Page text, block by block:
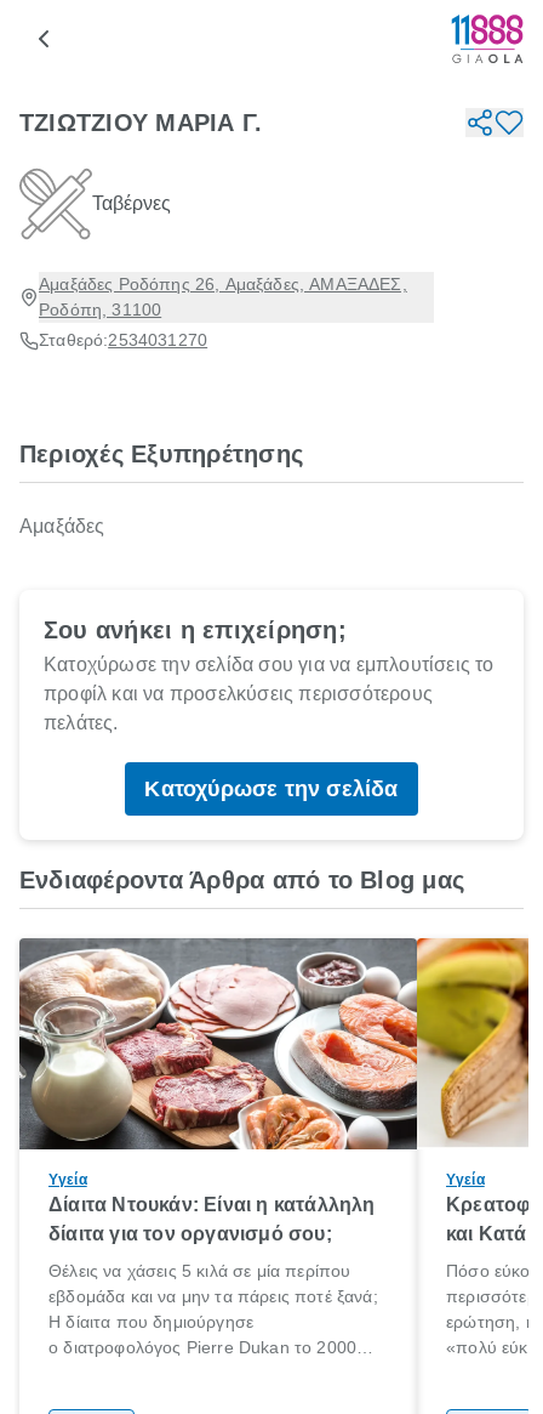
ΤΖΙΩΤΖΙΟΥ ΜΑΡΙΑ Γ.
Ταβέρνες
Αμαξάδες Ροδόπης 26, Αμαξάδες, ΑΜΑΞΑΔΕΣ,
Ροδόπη, 31100
Σταθερό:2534031270
Περιοχές Εξυπηρέτησης
Αμαξάδες
Σου ανήκει η επιχείρηση;
Κατοχύρωσε την σελίδα σου για να εμπλουτίσεις το
προφίλ και να προσελκύσεις περισσότερους
πελάτες.
Κατοχύρωσε την σελίδα
Ενδιαφέροντα Άρθρα από το Blog μας
Υγεία
Δίαιτα Ντουκάν: Είναι η κατάλληλη
δίαιτα για τον οργανισμό σου;
Θέλεις να χάσεις 5 κιλά σε μία περίπου
εβδομάδα και να μην τα πάρεις ποτέ ξανά;
Η δίαιτα που δημιούργησε
ο διατροφολόγος Pierre Dukan το 2000
Υγεία
και Κατά
Πόσο
ερώτηση, η
«πολύ